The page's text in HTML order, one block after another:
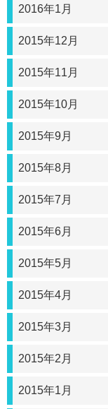
2016年1月
2015年12月
2015年11月
2015年10月
2015年9月
2015年8月
2015年7月
2015年6月
2015年5月
2015年4月
2015年3月
2015年2月
2015年1月